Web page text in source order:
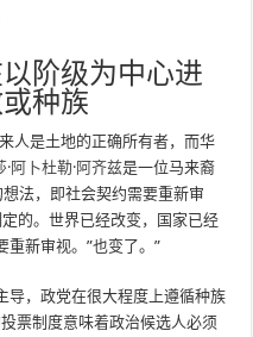
阶级为中心进
种族
人是土地的正确所有者，而华
·阿卜杜勒·阿齐兹是一位马来裔
法，即社会契约需要重新审
的。世界已经改变，国家已经
重新审视。”也变了。”
导，政党在很大程度上遵循种族
票制度意味着政治候选人必须